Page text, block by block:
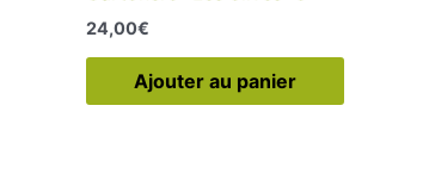
24,00€
Ajouter au panier